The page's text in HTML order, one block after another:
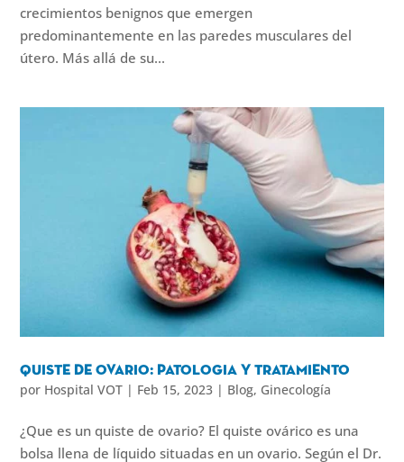
crecimientos benignos que emergen
predominantemente en las paredes musculares del
útero. Más allá de su...
Quiste de ovario: patologia y tratamiento
por Hospital VOT | Feb 15, 2023 | Blog, Ginecología
¿Que es un quiste de ovario? El quiste ovárico es una
bolsa llena de líquido situadas en un ovario. Según el Dr.